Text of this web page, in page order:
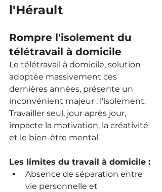
l'Hérault
Rompre l'isolement du
télétravail à domicile
Le télétravail à domicile, solution
adoptée massivement ces
dernières années, présente un
inconvénient majeur : l'isolement.
Travailler seul, jour après jour,
impacte la motivation, la créativité
et le bien-être mental.
Les limites du travail à domicile :
Absence de séparation entre
vie personnelle et